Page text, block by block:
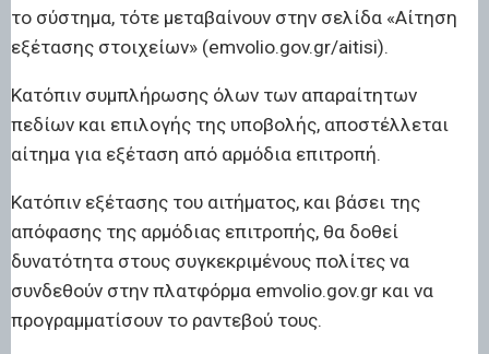
το σύστημα, τότε μεταβαίνουν στην σελίδα «Αίτηση
εξέτασης στοιχείων» (emvolio.gov.gr/aitisi).
Κατόπιν συμπλήρωσης όλων των απαραίτητων
πεδίων και επιλογής της υποβολής, αποστέλλεται
αίτημα για εξέταση από αρμόδια επιτροπή.
Κατόπιν εξέτασης του αιτήματος, και βάσει της
απόφασης της αρμόδιας επιτροπής, θα δοθεί
δυνατότητα στους συγκεκριμένους πολίτες να
συνδεθούν στην πλατφόρμα emvolio.gov.gr και να
προγραμματίσουν το ραντεβού τους.